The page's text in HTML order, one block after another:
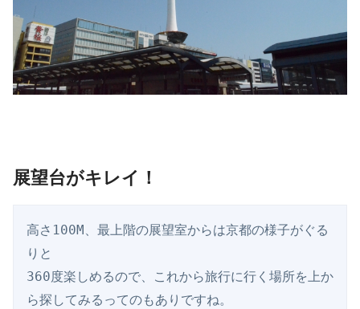
展望台がキレイ！
高さ100M、最上階の展望室からは京都の様子がぐる
りと
360度楽しめるので、これから旅行に行く場所を上か
ら探してみるってのもありですね。